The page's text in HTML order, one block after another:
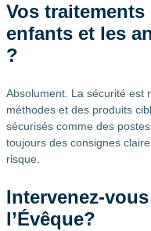
Vos
enfants et les
?
Absolument. La sécurité est
méthodes et des produits
sécurisés comme des
toujours des consignes
risque.
Intervenez-
l’Évêque?